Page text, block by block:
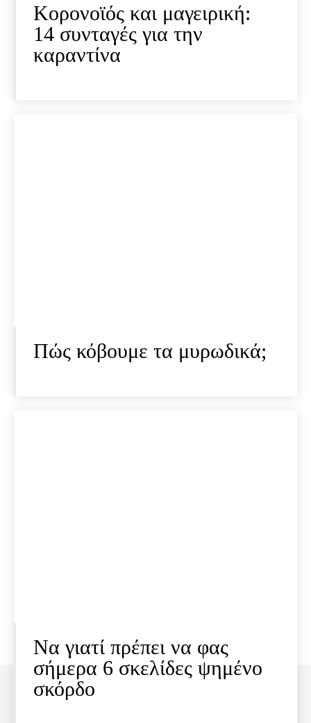
Κορονοϊός και μαγειρική:
14 συνταγές για την
καραντίνα
Πώς κόβουμε τα μυρωδικά;
Να γιατί πρέπει να φας
σήμερα 6 σκελίδες ψημένο
σκόρδο